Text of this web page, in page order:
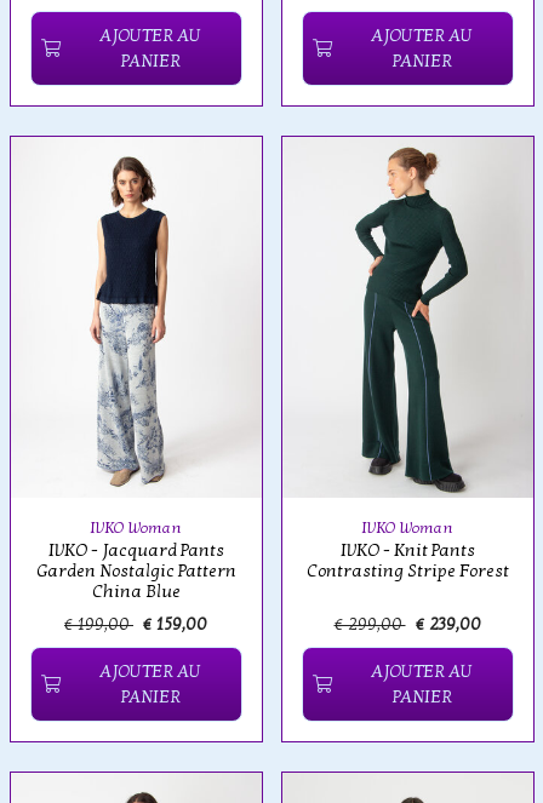
AJOUTER AU
PANIER
AJOUTER AU
PANIER
IVKO Woman
IVKO - Jacquard Pants
Garden Nostalgic Pattern
China Blue
€ 199,00 € 159,00
AJOUTER AU
PANIER
IVKO Woman
IVKO - Knit Pants
Contrasting Stripe Forest
€ 299,00 € 239,00
AJOUTER AU
PANIER